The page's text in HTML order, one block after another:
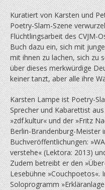
Kuratiert von Karsten und
Poetry-Slam-Szene
Flüchtlingsarbeit des CVJM-
Buch dazu ein, sich mit
mit ihnen zu lachen, sich zu
über dieses merkwürdige
keiner tanzt, aber alle ihre
Karsten Lampe ist Poetry-
Sprecher und Kabarettist
»zdf.kultur« und der »Fritz
Berlin-Brandenburg-Meister
Buchveröffentlichungen:
verstehe« (Lektora: 2013)
Zudem betreibt er den
Lesebühne »Couchpoetos«.
Soloprogramm